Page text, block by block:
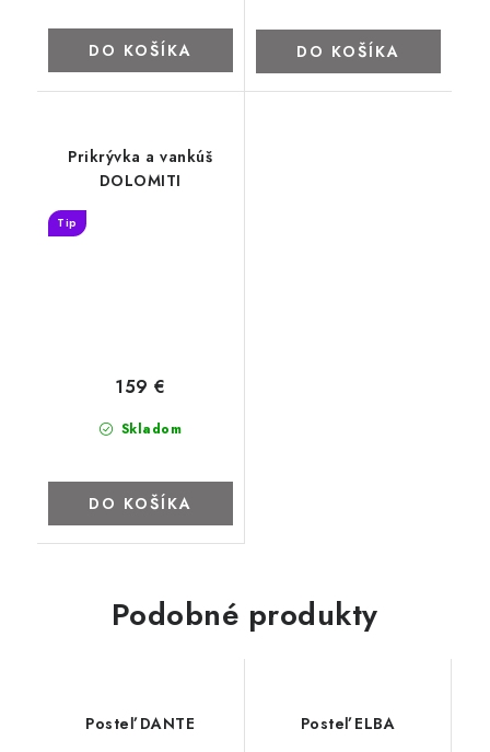
DO KOŠÍKA DO KOŠÍKA
Prikrývka a vankúš
DOLOMITI
Tip
Skladom
159 €
DO KOŠÍKA
Podobné produkty
Posteľ DANTE Posteľ ELBA